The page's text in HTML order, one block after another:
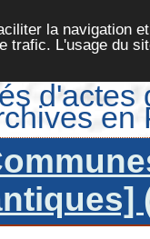
la navigation
trafic. L'usage du
d'actes
en